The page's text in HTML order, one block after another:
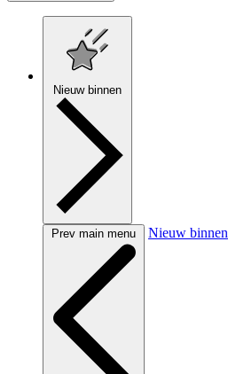
Nieuw binnen
Prev main menu Nieuw binnen